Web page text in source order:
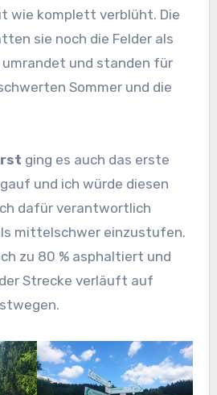
wie komplett verblüht. Die
sie noch die Felder als
und standen für
Sommer und die
ging es auch das erste
und ich würde diesen
dafür verantwortlich
mittelschwer einzustufen.
zu 80 % asphaltiert und
Strecke verläuft auf